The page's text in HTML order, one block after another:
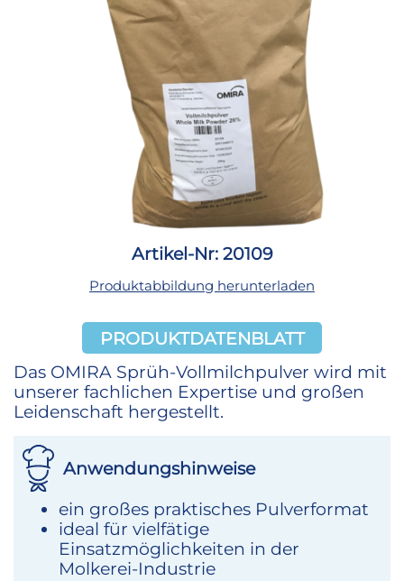
Artikel-Nr: 20109
Produktabbildung herunterladen
PRODUKTDATENBLATT
Das OMIRA Sprüh-Vollmilchpulver wird mit
unserer fachlichen Expertise und großen
Leidenschaft hergestellt.
Anwendungshinweise
ein großes praktisches Pulverformat
ideal für vielfätige
Einsatzmöglichkeiten in der
Molkerei-Industrie